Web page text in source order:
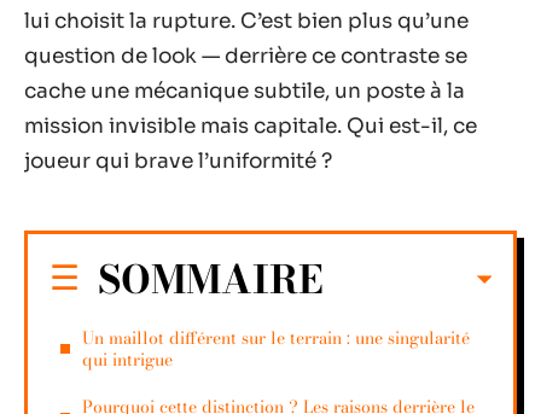
lui choisit la rupture. C’est bien plus qu’une
question de look — derrière ce contraste se
cache une mécanique subtile, un poste à la
mission invisible mais capitale. Qui est-il, ce
joueur qui brave l’uniformité ?
SOMMAIRE
Un maillot différent sur le terrain : une singularité
qui intrigue
Pourquoi cette distinction ? Les raisons derrière le